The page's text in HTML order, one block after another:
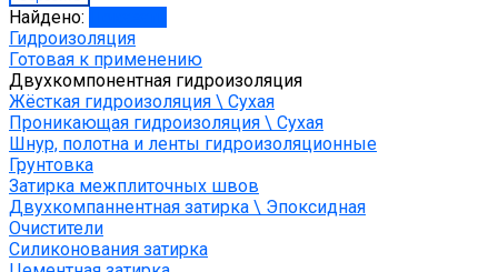
Найдено:
Гидроизоляция
Готовая к применению
Двухкомпонентная гидроизоляция
Жёсткая гидроизоляция \ Сухая
Проникающая гидроизоляция \ Сухая
Шнур, полотна и ленты гидроизоляционные
Грунтовка
Затирка межплиточных швов
Двухкомпаннентная затирка \ Эпоксидная
Очистители
Силиконования затирка